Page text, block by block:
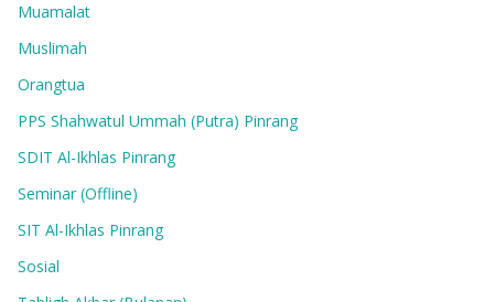
Muamalat
Muslimah
Orangtua
PPS Shahwatul Ummah (Putra) Pinrang
SDIT Al-Ikhlas Pinrang
Seminar (Offline)
SIT Al-Ikhlas Pinrang
Sosial